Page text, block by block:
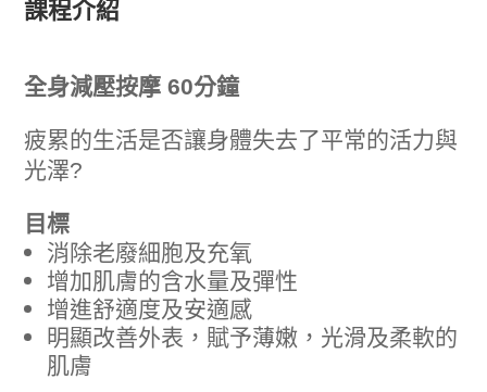
課程介紹
全身減壓按摩 60分鐘
疲累的生活是否讓身體失去了平常的活力與
光澤?
目標
消除老廢細胞及充氧
增加肌膚的含水量及彈性
增進舒適度及安適感
明顯改善外表，賦予薄嫩，光滑及柔軟的
肌膚